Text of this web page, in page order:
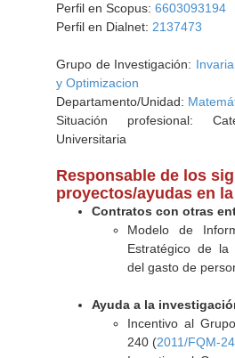
Perfil en Scopus: 6603093194
Perfil en Dialnet: 2137473
Grupo de Investigación:
y Optimizacion
Departamento/Unidad:
Situación profesional:
Universitaria
Responsable de los
proyectos/ayudas en la
Contratos con otras
Modelo de
Estratégico de la
del gasto de
Ayuda a la
Incentivo al
240 (2011/FQM-